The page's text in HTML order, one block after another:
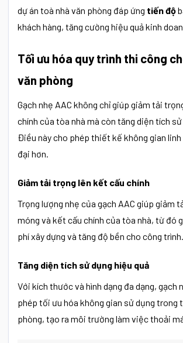
dự án toà nhà văn phòng đáp ứng tiến độ
khách hàng, tăng cường hiệu quả kinh
Tối ưu hóa quy trình thi công
văn phòng
Gạch nhẹ AAC không chỉ giúp giảm tải
chính của tòa nhà mà còn tăng diện tích
Điều này cho phép thiết kế không gian
đại hơn.
Giảm tải trọng lên kết cấu chính
Trọng lượng nhẹ của gạch AAC giúp giảm
móng và kết cấu chính của tòa nhà, từ đó
phí xây dựng và tăng độ bền cho công trình.
Tăng diện tích sử dụng hiệu quả
Với kích thước và hình dạng đa dạng, gạch
phép tối ưu hóa không gian sử dụng trong
phòng, tạo ra môi trường làm việc thoải